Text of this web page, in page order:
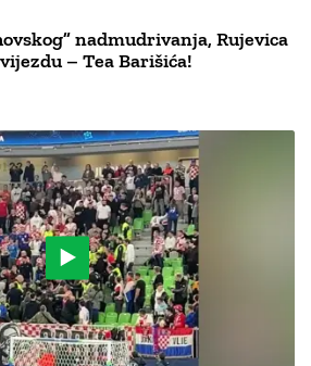
nadmudrivanja, Rujevica
– Tea Barišića!